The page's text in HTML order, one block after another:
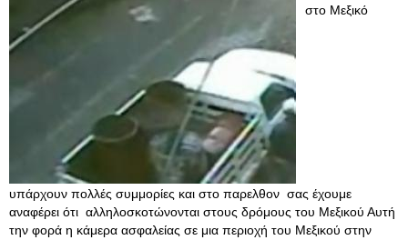
στο Μεξικό
υπάρχουν πολλές συμμορίες και στο παρελθον σας έχουμε
αναφέρει ότι αλληλοσκοτώνονται στους δρόμους του Μεξικού Αυτή
την φορά η κάμερα ασφαλείας σε μια περιοχή του Μεξικού στην